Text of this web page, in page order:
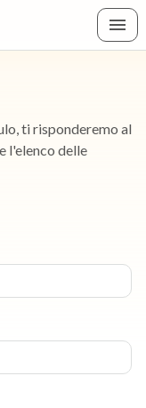
ti risponderemo al
l'elenco delle